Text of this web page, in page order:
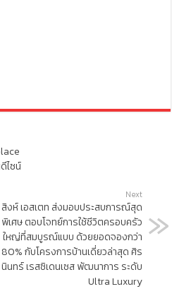
ไซน์
Next
สิงห์ เอสเตท ส่งมอบประสบการณ์สุด
พิเศษ ตอบโจทย์การใช้ชีวิตครอบครัว
ใหญ่ที่สมบูรณ์แบบ ด้วยยอดจองกว่า
80% กับโครงการบ้านเดี่ยวล่าสุด ศิร
นินทร์ เรสซิเดนเซส พัฒนาการ ระดับ
Ultra Luxury